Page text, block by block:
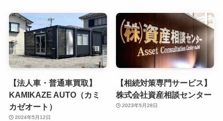
【法人車・普通車買取】
KAMIKAZE AUTO（カミ
カゼオート）
2024年5月12日
【相続対策専門サービス】
株式会社資産相談センター
2023年5月28日